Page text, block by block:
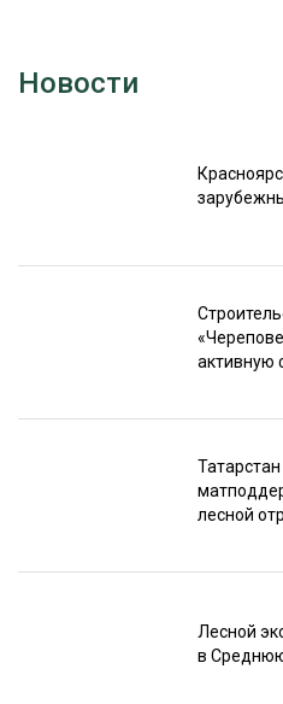
Новости
активную
лесной
Лесной
в